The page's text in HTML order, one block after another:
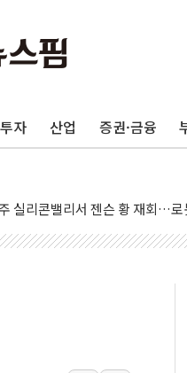
자 산업 증권·금융
조한 실적 소화하며 대부분 상
장 전 특징주...모더나·아이온
"영업이익 N% 성과급 반대…